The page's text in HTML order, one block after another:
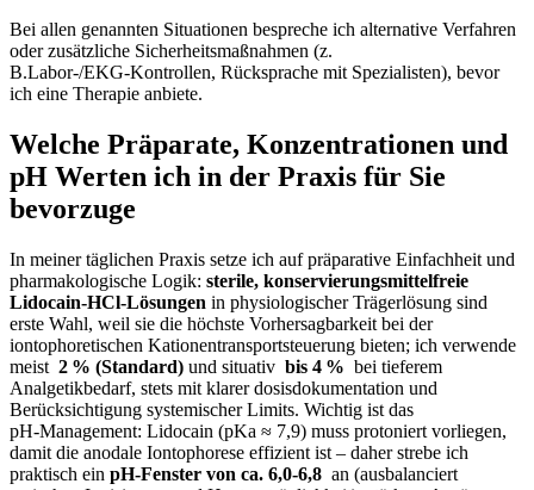
Bei allen genannten Situationen bespreche⁣ ich alternative Verfahren
oder zusätzliche‌ Sicherheitsmaßnahmen (z.​
B.Labor‑/EKG‑Kontrollen, Rücksprache mit ​Spezialisten), bevor
ich eine Therapie anbiete.
Welche Präparate, Konzentrationen und
pH ⁢Werten ich in der Praxis für Sie
bevorzuge
In meiner täglichen Praxis setze ich auf präparative Einfachheit​ und
⁢pharmakologische Logik: sterile, konservierungsmittelfreie
⁢Lidocain‑HCl‑Lösungen in physiologischer ‌Trägerlösung sind
erste ⁣Wahl, weil sie die ‌höchste Vorhersagbarkeit bei ⁤der
iontophoretischen Kationentransportsteuerung​ bieten; ich verwende
meist ⁤ 2 % (Standard) und​ situativ ​ bis 4 % ​ bei tieferem
Analgetikbedarf, stets ‌mit klarer ⁢dosisdokumentation und
Berücksichtigung systemischer Limits. Wichtig ‌ist ‍das
pH‑Management: Lidocain‌ (pKa ≈ 7,9) muss protoniert vorliegen, ​
damit die ​anodale Iontophorese‌ effizient ist – daher strebe ich
praktisch ein pH‑Fenster von ca. 6,0-6,8 ​ an (ausbalanciert